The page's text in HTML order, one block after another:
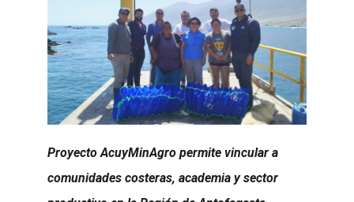
Proyecto AcuyMinAgro permite vincular a
comunidades costeras, academia y sector